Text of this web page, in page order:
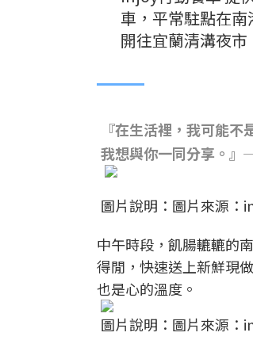
車，平常駐點在
開往宜蘭清溝夜
『在生活裡，我可能
我想與你一同分享。』
圖片說明：圖片來源：
中午時段，飢腸轆轆的
得閒，快速送上新鮮現
也是心的溫度。
圖片說明：圖片來源：